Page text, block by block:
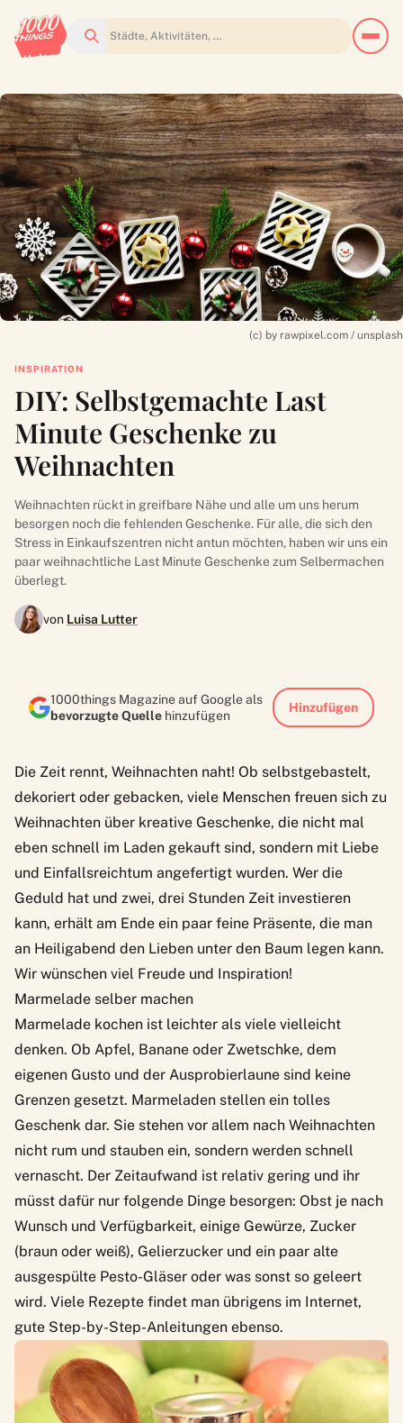
Suchen
(c) by rawpixel.com / unsplash
INSPIRATION
DIY: Selbstgemachte Last
Minute Geschenke zu
Weihnachten
Weihnachten rückt in greifbare Nähe und alle um uns herum
besorgen noch die fehlenden Geschenke. Für alle, die sich den
Stress in Einkaufszentren nicht antun möchten, haben wir uns ein
paar weihnachtliche Last Minute Geschenke zum Selbermachen
überlegt.
von Luisa Lutter
1000things Magazine auf Google als
bevorzugte Quelle hinzufügen
Hinzufügen
Die Zeit rennt, Weihnachten naht! Ob selbstgebastelt,
dekoriert oder gebacken, viele Menschen freuen sich zu
Weihnachten über kreative Geschenke, die nicht mal
eben schnell im Laden gekauft sind, sondern mit Liebe
und Einfallsreichtum angefertigt wurden. Wer die
Geduld hat und zwei, drei Stunden Zeit investieren
kann, erhält am Ende ein paar feine Präsente, die man
an Heiligabend den Lieben unter den Baum legen kann.
Wir wünschen viel Freude und Inspiration!
Marmelade selber machen
Marmelade kochen ist leichter als viele vielleicht
denken. Ob Apfel, Banane oder Zwetschke, dem
eigenen Gusto und der Ausprobierlaune sind keine
Grenzen gesetzt. Marmeladen stellen ein tolles
Geschenk dar. Sie stehen vor allem nach Weihnachten
nicht rum und stauben ein, sondern werden schnell
vernascht. Der Zeitaufwand ist relativ gering und ihr
müsst dafür nur folgende Dinge besorgen: Obst je nach
Wunsch und Verfügbarkeit, einige Gewürze, Zucker
(braun oder weiß), Gelierzucker und ein paar alte
ausgespülte Pesto-Gläser oder was sonst so geleert
wird. Viele Rezepte findet man übrigens im Internet,
gute Step-by-Step-Anleitungen ebenso.